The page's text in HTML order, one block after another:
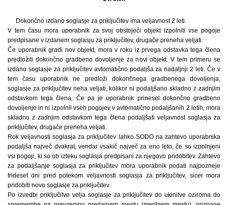
Dokončno izdano soglasje za priključitev ima veljavnost 2 leti.
V tem času mora uporabnik za svoj obstoječi objekt izpolniti vse pogoje
predpisane v izdanem soglasju za priključitev, drugače preneha veljati.
Če uporabnik gradi nov objekt, mora v roku iz prvega odstavka tega člena
predložiti dokončno gradbeno dovoljenje za novi objekt. V tem primeru se
izdano soglasje za priključitev avtomatično podaljša za nadaljnji 2 leti. Če v
tem času uporabnik ne predloži dokončnega gradbenega dovoljenja,
soglasje za priključitev neha veljati, kolikor ni podaljšano skladno z zadnjim
odstavkom tega člena. Če pa je uporabnik prinesel dokončno gradbeno
dovoljenje in ni izpolnil vseh pogojev v avtomatično podaljšanih 2 letih, mora
skladno z zadnjim odstavkom tega člena podaljšati veljavnost soglasja za
priključitev, drugače preneha veljati.
Rok veljavnosti soglasja za priključitev lahko SODO na zahtevo uporabnika
podaljša največ dvakrat, vendar vsakič največ za eno leto, če so izpolnjeni
vsi pogoji, ki so ob izteku soglasja predpisani za njegovo pridobitev. Zahtevo
za podaljšanje soglasja za priključitev mora uporabnik podati najpozneje
trideset dni pred potekom veljavnosti soglasja za priključitev, sicer mora
pridobiti novo soglasje za priključitev.
Po izvedbi priključitve velja soglasje za priključitev do ukinitve oziroma do